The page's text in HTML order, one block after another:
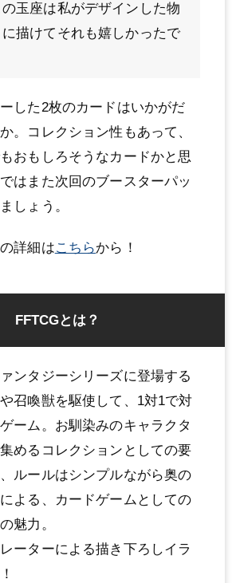
玉座は私がデザインした物
描けてそれも嬉しかったで
した2枚のカードはいかがだ
。コレクション性もあって、
おもしろそうなカードかと思
はまた次回のブースターパッ
しょう。
詳細はこちらから！
FFTCGとは？
ンタジーシリーズに登場する
召喚獣を駆使して、1対1で対
ーム。お馴染みのキャラクタ
めるコレクションとしての要
ルールはシンプルながら奥の
よる、カードゲームとしての
魅力。
ーターによる描き下ろしイラ